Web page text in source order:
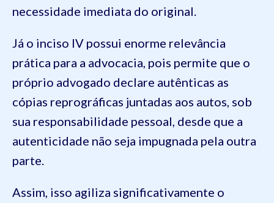
necessidade imediata do original.
Já o inciso IV possui enorme relevância
prática para a advocacia, pois permite que o
próprio advogado declare autênticas as
cópias reprográficas juntadas aos autos, sob
sua responsabilidade pessoal, desde que a
autenticidade não seja impugnada pela outra
parte.
Assim, isso agiliza significativamente o